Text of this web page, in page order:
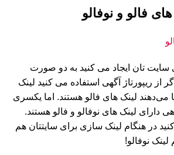
سایت تان ایجاد می کنید به دو صورت
از ریپورتاژ آگهی استفاده می کنید لینک
لینک های فالو هستند. اما یکسری
دارای لینک های نوفالو و فالو هستند.
در هنگام لینک سازی برای سایتتان هم
لینک نوفالو!